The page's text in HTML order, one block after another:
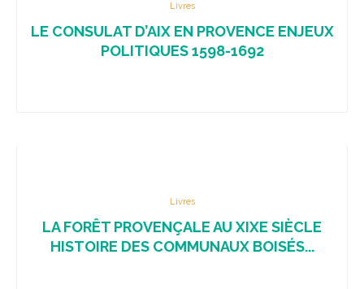
Livres
LE CONSULAT D’AIX EN PROVENCE ENJEUX
POLITIQUES 1598-1692
Livres
LA FORÊT PROVENÇALE AU XIXE SIÈCLE
HISTOIRE DES COMMUNAUX BOISÉS...